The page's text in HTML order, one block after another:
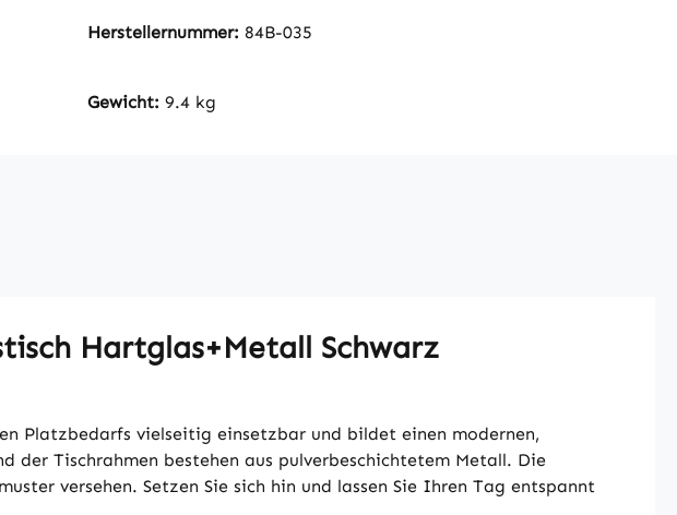
Herstellernummer: 84B-035
Gewicht: 9.4 kg
Hartglas+Metall Schwarz
Platzbedarfs vielseitig einsetzbar und bildet einen modernen,
der Tischrahmen bestehen aus pulverbeschichtetem Metall. Die
versehen. Setzen Sie sich hin und lassen Sie Ihren Tag entspannt